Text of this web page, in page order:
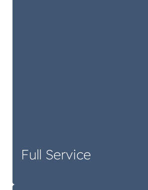
Full Service
Themen-/
Optimierung von